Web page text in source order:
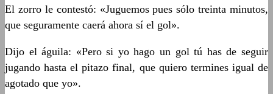
El zorro le contestó: «Juguemos pues sólo treinta minutos,
que seguramente caerá ahora sí el gol».
Dijo el águila: «Pero si yo hago un gol tú has de seguir
jugando hasta el pitazo final, que quiero termines igual de
agotado que yo».